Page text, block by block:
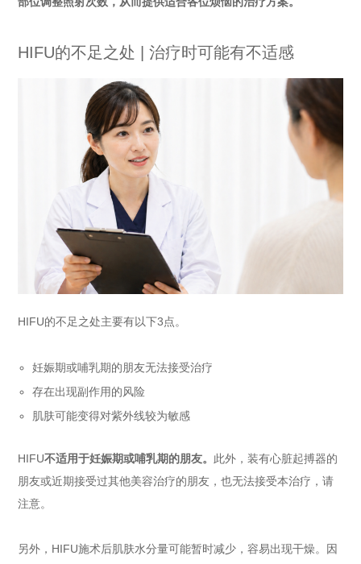
HIFU的不足之处 | 治疗时可能有不适感
HIFU的不足之处主要有以下3点。
妊娠期或哺乳期的朋友无法接受治疗
存在出现副作用的风险
肌肤可能变得对紫外线较为敏感
HIFU不适用于妊娠期或哺乳期的朋友。 此外，装有心脏起搏器的
朋友或近期接受过其他美容治疗的朋友，也无法接受本治疗，请
注意。
另外，HIFU施术后肌肤水分量可能暂时减少，容易出现干燥。因